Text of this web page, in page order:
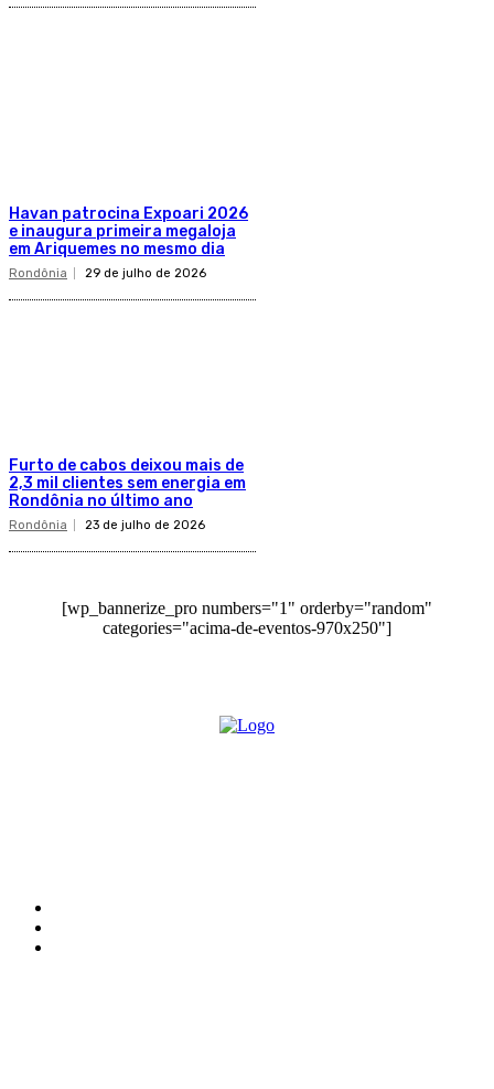
Havan patrocina Expoari 2026
e inaugura primeira megaloja
em Ariquemes no mesmo dia
Rondônia 29 de julho de 2026
Furto de cabos deixou mais de
2,3 mil clientes sem energia em
Rondônia no último ano
Rondônia 23 de julho de 2026
[wp_bannerize_pro numbers="1" orderby="random"
categories="acima-de-eventos-970x250"]